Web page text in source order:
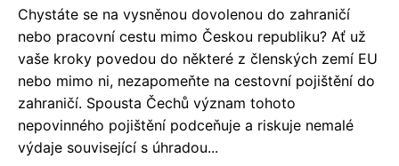
Chystáte se na vysněnou dovolenou do zahraničí
nebo pracovní cestu mimo Českou republiku? Ať už
vaše kroky povedou do některé z členských zemí EU
nebo mimo ni, nezapomeňte na cestovní pojištění do
zahraničí. Spousta Čechů význam tohoto
nepovinného pojištění podceňuje a riskuje nemalé
výdaje související s úhradou...